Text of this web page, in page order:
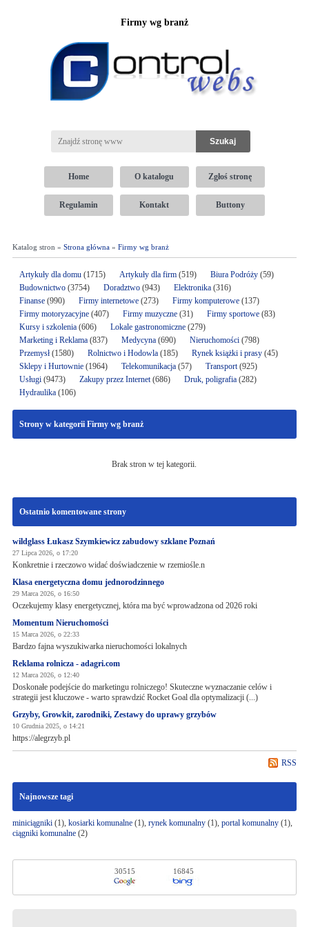
Firmy wg branż
Home O katalogu Zgłoś stronę
Regulamin Kontakt Buttony
Katalog stron » Strona główna» Firmy wg branż
Artykuły dla domu(1715) Artykuły dla firm(519) Biura Podróży(59)
Budownictwo(3754) Doradztwo(943) Elektronika (316)
Finanse(990) Firmy internetowe (273) Firmy komputerowe(137)
Firmy motoryzacyjne(407) Firmy muzyczne(31) Firmy sportowe(83)
Kursy i szkolenia(606) Lokale gastronomiczne(279)
Marketing i Reklama(837) Medycyna(690) Nieruchomości(798)
Przemysł(1580) Rolnictwo i Hodowla(185) Rynek książki i prasy(45)
Sklepy i Hurtownie(1964) Telekomunikacja(57) Transport(925)
Usługi(9473) Zakupy przez Internet(686) Druk, poligrafia(282)
Hydraulika(106)
Strony w kategorii Firmy wg branż
Brak stron w tej kategorii.
Ostatnio komentowane strony
wildglass Łukasz Szymkiewicz zabudowy szklane Poznań
27 Lipca 2026, o 17:20
Konkretnie i rzeczowo widać doświadczenie w rzemiośle.n
Klasa energetyczna domu jednorodzinnego
29 Marca 2026, o 16:50
Oczekujemy klasy energetycznej, która ma być wprowadzona od 2026 roki
Momentum Nieruchomości
15 Marca 2026, o 22:33
Bardzo fajna wyszukiwarka nieruchomości lokalnych
Reklama rolnicza - adagri.com
12 Marca 2026, o 12:40
Doskonałe podejście do marketingu rolniczego! Skuteczne wyznaczanie celów i
strategii jest kluczowe - warto sprawdzić Rocket Goal dla optymalizacji (...)
Grzyby, Growkit, zarodniki, Zestawy do uprawy grzybów
10 Grudnia 2025, o 14:21
https://alegrzyb.pl
RSS
Najnowsze tagi
miniciągniki(1), kosiarki komunalne(1), rynek komunalny(1), portal komunalny(1),
ciągniki komunalne(2)
30515 16845